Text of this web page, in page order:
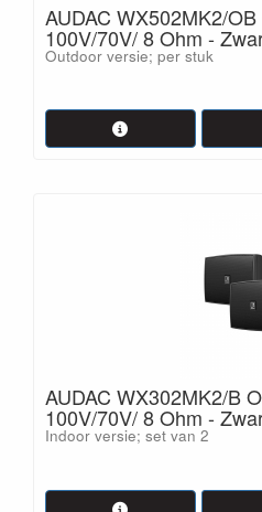
AUDAC WX502MK2/
100V/70V/ 8 Ohm -
Outdoor versie; per stuk
AUDAC WX302MK2/B
100V/70V/ 8 Ohm -
Indoor versie; set van 2